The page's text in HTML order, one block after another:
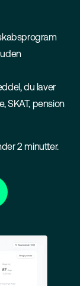
du laver
SKAT, pension
2 minutter.